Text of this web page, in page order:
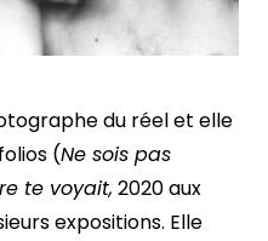
du réel et elle
(Ne sois pas
te voyait, 2020 aux
expositions. Elle